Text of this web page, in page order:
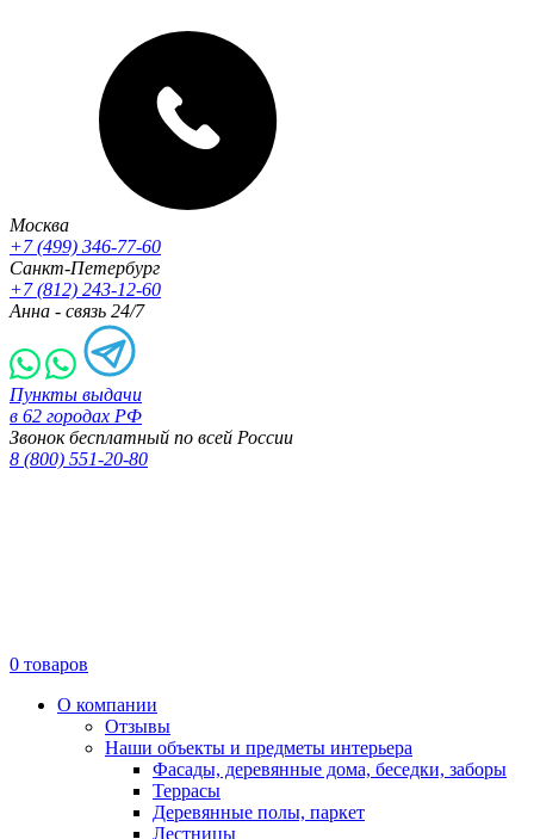
Москва
+7 (499) 346-77-60
Санкт-Петербург
+7 (812) 243-12-60
Анна - связь 24/7
Пункты выдачи
в 62 городах РФ
Звонок бесплатный по всей России
8 (800) 551-20-80
0 товаров
О компании
Отзывы
Наши объекты и предметы интерьера
Фасады, деревянные дома, беседки, заборы
Террасы
Деревянные полы, паркет
Лестницы